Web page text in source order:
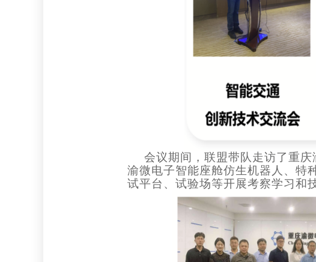
会议期间，联盟带队走访了重
渝微电子智能座舱仿生机器人、特
试平台、试验场等开展考察学习和